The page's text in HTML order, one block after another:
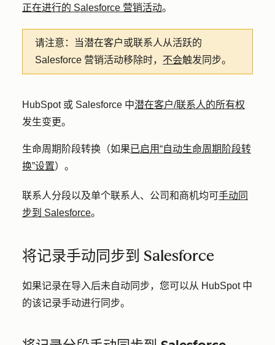
正在进行的 Salesforce 营销活动。
请注意：
当潜在客户或联系人从活跃的
Salesforce 营销活动移除时， 不会触发同步。
HubSpot 或 Salesforce 中潜在客户/联系人的所有权
发生变更。
生命周期阶段转换（如果已启用“自动生命周期阶段转
换”设置）。
联系人分段以及单个联系人、公司和商机均可手动同
步到 Salesforce。
将记录手动同步到 Salesforce
如果记录在导入后未自动同步，您可以从 HubSpot 中
的该记录手动进行同步。